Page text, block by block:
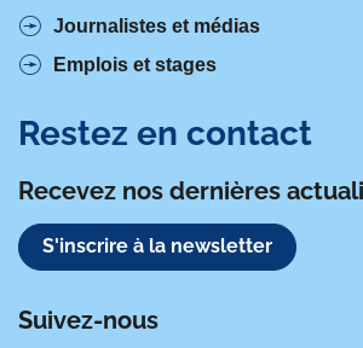
Journalistes et médias
Emplois et stages
Restez en contact
Recevez nos dernières
S'inscrire à la newsletter
Suivez-nous